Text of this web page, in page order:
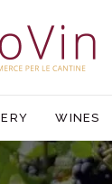
WINES